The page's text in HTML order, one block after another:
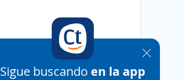
Sigue buscando en la app